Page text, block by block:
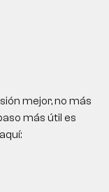
mejor, no más
más útil es